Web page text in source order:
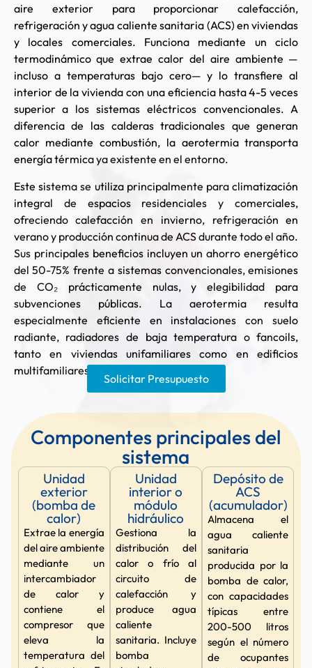
aire exterior para proporcionar calefacción,
refrigeración y agua caliente sanitaria (ACS) en viviendas
y locales comerciales. Funciona mediante un ciclo
termodinámico que extrae calor del aire ambiente —
incluso a temperaturas bajo cero— y lo transfiere al
interior de la vivienda con una eficiencia hasta 4-5 veces
superior a los sistemas eléctricos convencionales. A
diferencia de las calderas tradicionales que generan
calor mediante combustión, la aerotermia transporta
energía térmica ya existente en el entorno.
Este sistema se utiliza principalmente para climatización
integral de espacios residenciales y comerciales,
ofreciendo calefacción en invierno, refrigeración en
verano y producción continua de ACS durante todo el año.
Sus principales beneficios incluyen un ahorro energético
del 50-75% frente a sistemas convencionales, emisiones
de CO₂ prácticamente nulas, y elegibilidad para
subvenciones públicas. La aerotermia resulta
especialmente eficiente en instalaciones con suelo
radiante, radiadores de baja temperatura o fancoils,
tanto en viviendas unifamiliares como en edificios
multifamiliares.
Solicitar Presupuesto
Componentes principales del
sistema
Unidad
exterior
(bomba de
calor)
Extrae la energía
del aire ambiente
mediante un
intercambiador
de calor y
contiene el
compresor que
eleva la
temperatura del
Unidad
interior o
módulo
hidráulico
Gestiona la
distribución del
calor o frío al
circuito de
calefacción y
produce agua
caliente
sanitaria. Incluye
bomba
Depósito de
ACS
(acumulador)
Almacena el
agua caliente
sanitaria
producida por la
bomba de calor,
con capacidades
típicas entre
200-500 litros
según el número
de ocupantes